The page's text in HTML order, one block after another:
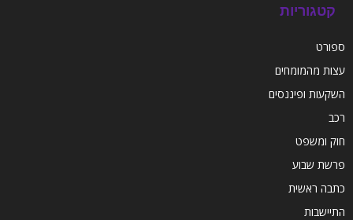
קטגוריות
ספורט
עצות מהמומחים
השקעות ופיננסים
רכב
חוק ומשפט
פרשת שבוע
כתבה ראשית
התיישבות